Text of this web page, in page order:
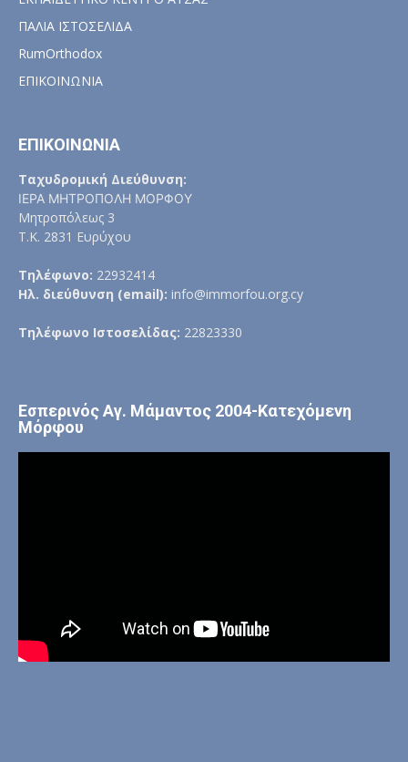
ΠΑΛΙΑ ΙΣΤΟΣΕΛΙΔΑ
RumOrthodox
ΕΠΙΚΟΙΝΩΝΙΑ
ΕΠΙΚΟΙΝΩΝΙΑ
Ταχυδρομική Διεύθυνση:
ΙΕΡΑ ΜΗΤΡΟΠΟΛΗ ΜΟΡΦΟΥ
Μητροπόλεως 3
Τ.Κ. 2831 Ευρύχου
Τηλέφωνο: 22932414
Ηλ. διεύθυνση (email): info@immorfou.org.cy
Τηλέφωνο Ιστοσελίδας: 22823330
Εσπερινός Αγ. Μάμαντος 2004-Κατεχόμενη
Μόρφου